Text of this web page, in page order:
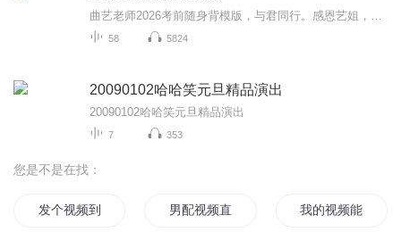
58 5824
20090102哈哈笑元旦精品演出
20090102哈哈笑元旦精品演出
7 353
您是不是在找：
发个视频到异界 男配视频直播中 我的视频能提取